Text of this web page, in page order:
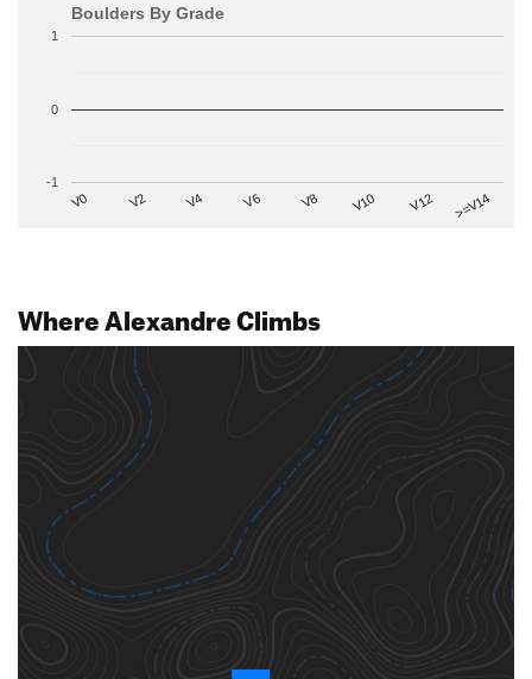
Boulders By Grade
V0 V2 V4 V6 V8 V10 V12 >=V14
-1
0
1
Where Alexandre Climbs